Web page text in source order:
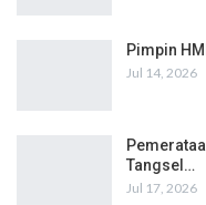
Pimpin
Jul 14, 2026
Tangsel…
Jul 17, 2026